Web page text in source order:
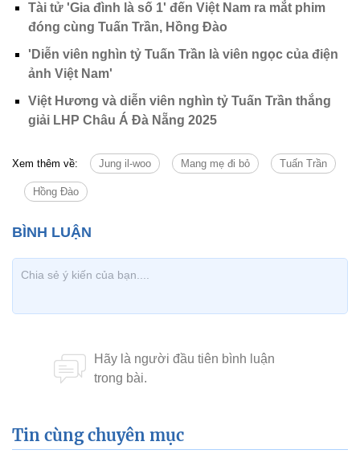
Tài tử 'Gia đình là số 1' đến Việt Nam ra mắt phim
đóng cùng Tuấn Trần, Hồng Đào
'Diễn viên nghìn tỷ Tuấn Trần là viên ngọc của điện
ảnh Việt Nam'
Việt Hương và diễn viên nghìn tỷ Tuấn Trần thắng
giải LHP Châu Á Đà Nẵng 2025
Xem thêm về: Jung il-woo Mang mẹ đi bỏ Tuấn Trần
Hồng Đào
Tin cùng chuyên mục